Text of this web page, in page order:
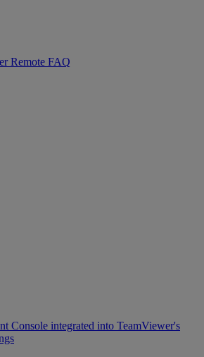
Remote FAQ
Console integrated into TeamViewer's